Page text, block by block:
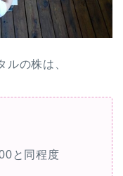
の株は、
と同程度